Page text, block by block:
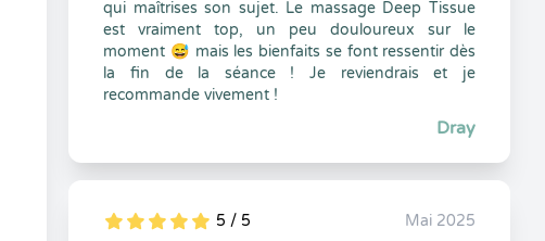
qui maîtrises son sujet. Le massage Deep Tissue
est vraiment top, un peu douloureux sur le
moment 😅 mais les bienfaits se font ressentir dès
la fin de la séance ! Je reviendrais et je
recommande vivement !
Dray
5
1
5
0 5 / 5 Mai 2025